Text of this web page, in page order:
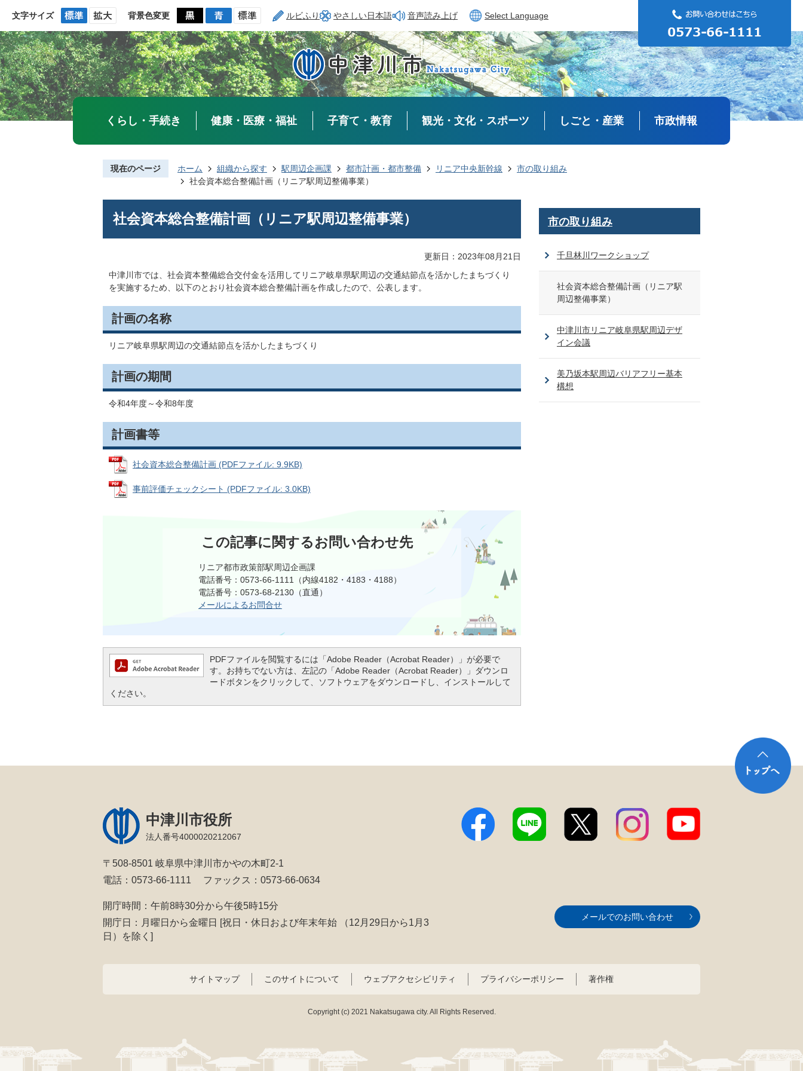
文字サイズ 背景色変更 ルビふり やさしい日本語 音声読み上げ Select Language
くらし・手続き 健康・医療・福祉 子育て・教育 観光・文化・スポーツ しごと・産業 市政情報
現在のページ ホーム 組織から探す 駅周辺企画課 都市計画・都市整備 リニア中央新幹線
市の取り組み
社会資本総合整備計画（リニア駅周辺整備事業）
社会資本総合整備計画（リニア駅周辺整備事業）
更新日：2023年08月21日
中津川市では、社会資本整備総合交付金を活用してリニア岐阜県駅周辺の交通結節点を活かしたまちづくり
を実施するため、以下のとおり社会資本総合整備計画を作成したので、公表します。
計画の名称
リニア岐阜県駅周辺の交通結節点を活かしたまちづくり
計画の期間
令和4年度～令和8年度
計画書等
社会資本総合整備計画 (PDFファイル: 9.9KB)
事前評価チェックシート (PDFファイル: 3.0KB)
この記事に関するお問い合わせ先
リニア都市政策部駅周辺企画課
電話番号：0573-66-1111（内線4182・4183・4188）
電話番号：0573-68-2130（直通）
メールによるお問合せ
PDFファイルを閲覧するには「Adobe Reader（Acrobat Reader）」が必要で
す。お持ちでない方は、左記の「Adobe Reader（Acrobat Reader）」ダウンロ
ードボタンをクリックして、ソフトウェアをダウンロードし、インストールして
ください。
市の取り組み
千旦林川ワークショップ
社会資本総合整備計画（リニア駅
周辺整備事業）
中津川市リニア岐阜県駅周辺デザ
イン会議
美乃坂本駅周辺バリアフリー基本
構想
中津川市役所
法人番号4000020212067
〒508-8501 岐阜県中津川市かやの木町2-1
電話：0573-66-1111
ファックス：0573-66-0634
開庁時間：午前8時30分から午後5時15分
開庁日：月曜日から金曜日 [祝日・休日および年末年始
（12月29日から1月3
日）を除く]
メールでのお問い合わせ
サイトマップ このサイトについて ウェブアクセシビリティ プライバシーポリシー 著作権
Copyright (c) 2021 Nakatsugawa city. All Rights Reserved.